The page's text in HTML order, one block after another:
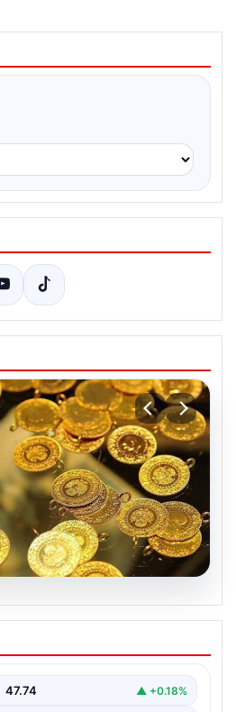
7 Nisan 2026: Altın
kadar oldu?
47.74 ▲ +0.18%